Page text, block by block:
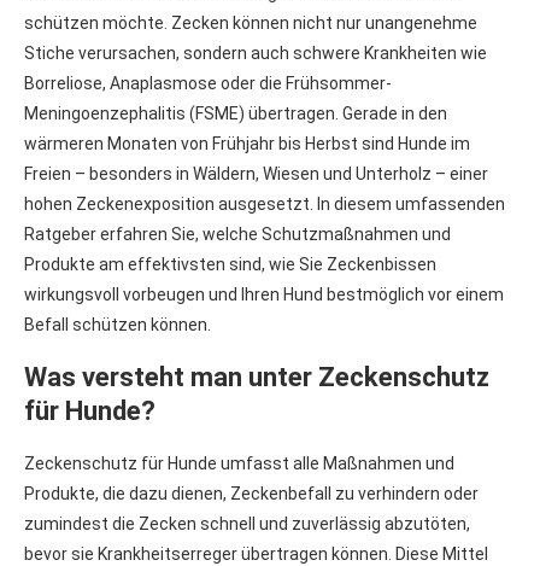
schützen möchte. Zecken können nicht nur unangenehme
Stiche verursachen, sondern auch schwere Krankheiten wie
Borreliose, Anaplasmose oder die Frühsommer-
Meningoenzephalitis (FSME) übertragen. Gerade in den
wärmeren Monaten von Frühjahr bis Herbst sind Hunde im
Freien – besonders in Wäldern, Wiesen und Unterholz – einer
hohen Zeckenexposition ausgesetzt. In diesem umfassenden
Ratgeber erfahren Sie, welche Schutzmaßnahmen und
Produkte am effektivsten sind, wie Sie Zeckenbissen
wirkungsvoll vorbeugen und Ihren Hund bestmöglich vor einem
Befall schützen können.
Was versteht man unter Zeckenschutz
für Hunde?
Zeckenschutz für Hunde umfasst alle Maßnahmen und
Produkte, die dazu dienen, Zeckenbefall zu verhindern oder
zumindest die Zecken schnell und zuverlässig abzutöten,
bevor sie Krankheitserreger übertragen können. Diese Mittel